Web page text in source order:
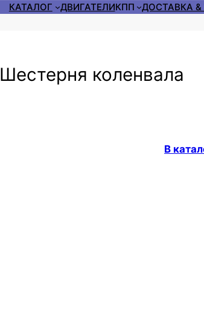
КАТАЛОГ ДВИГАТЕЛИКПП ДОСТАВКА
Шестерня коленвала
В